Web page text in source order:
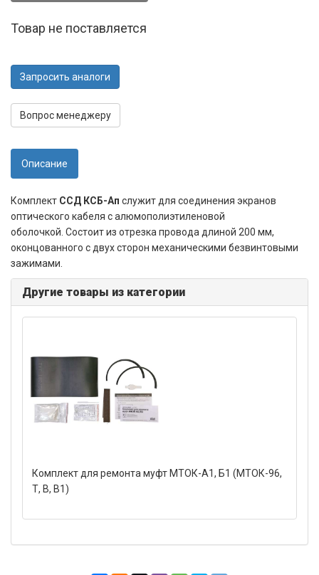
Товар не поставляется
Запросить аналоги
Вопрос менеджеру
Описание
Комплект ССД КСБ-Ап служит для соединения экранов
оптического кабеля с алюмополиэтиленовой
оболочкой. Состоит из отрезка провода длиной 200 мм,
оконцованного с двух сторон механическими безвинтовыми
зажимами.
Другие товары из категории
Комплект для ремонта муфт МТОК-А1, Б1 (МТОК-96,
Т, В, В1)